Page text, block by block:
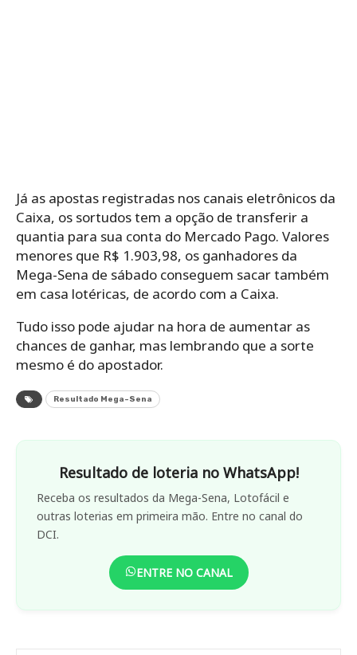
Já as apostas registradas nos canais eletrônicos da
Caixa, os sortudos tem a opção de transferir a
quantia para sua conta do Mercado Pago. Valores
menores que R$ 1.903,98, os ganhadores da
Mega-Sena de sábado conseguem sacar também
em casa lotéricas, de acordo com a Caixa.
Tudo isso pode ajudar na hora de aumentar as
chances de ganhar, mas lembrando que a sorte
mesmo é do apostador.
Resultado Mega-Sena
Resultado de loteria no WhatsApp!
Receba os resultados da Mega-Sena, Lotofácil e
outras loterias em primeira mão. Entre no canal do
DCI.
ENTRE NO CANAL